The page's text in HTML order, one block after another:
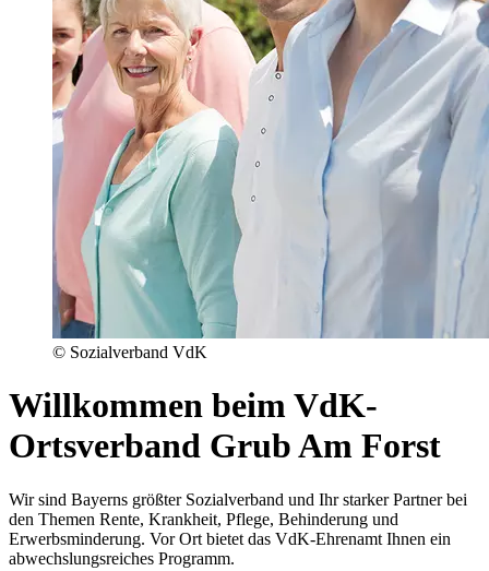
© Sozialverband VdK
Willkommen beim VdK-
Ortsverband Grub Am Forst
Wir sind Bayerns größter Sozialverband und Ihr starker Partner bei
den Themen Rente, Krankheit, Pflege, Behinderung und
Erwerbsminderung. Vor Ort bietet das VdK-Ehrenamt Ihnen ein
abwechslungsreiches Programm.